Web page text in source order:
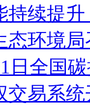
持续提
态环境
日全国
交易系